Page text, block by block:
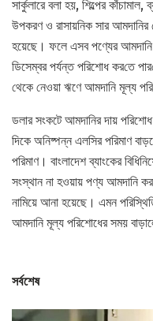
সার্কুলারে বলা হয়, শিল্পের
উপকরণ ও রাসায়নিক সার আমদানির
হয়েছে। ফলে এসব পণ্যের
ডিসেম্বর পর্যন্ত পরিশোধ কর‌তে
থেকে নেওয়া ঋণে আমদানি মূল্য
ডলার সংকটে আমদানির দায়
দিকে অনিষ্পন্ন এলসির পরিমাণ
পরিমাণ। বাংলাদেশ ব্যাংকের
সংস্থান না হওয়ায় পণ্য আমদানি
নামিয়ে আনা হয়েছে। এমন
আমদানি মূল্য পরিশোধের সময়
সর্বশেষ